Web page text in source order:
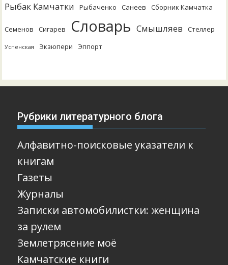
Рыбак Камчатки
Рыбаченко Санеев Сборник Камчатка
Семенов Сигарев Словарь Смышляев Стеллер
Успенская Экзюпери Эппорт
Рубрики литературного блога
Алфавитно-поисковые указатели к
книгам
Газеты
Журналы
Записки автомобилистки: женщина
за рулем
Землетрясение моё
Камчатские книги